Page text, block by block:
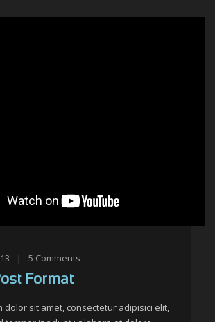
| 5 Comments
Format
dolor sit amet, consectetur adipisici elit,